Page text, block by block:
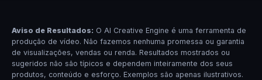
Aviso de Resultados: O AI Creative Engine é uma ferramenta de
produção de vídeo. Não fazemos nenhuma promessa ou garantia
de visualizações, vendas ou renda. Resultados mostrados ou
sugeridos não são típicos e dependem inteiramente dos seus
produtos, conteúdo e esforço. Exemplos são apenas ilustrativos.